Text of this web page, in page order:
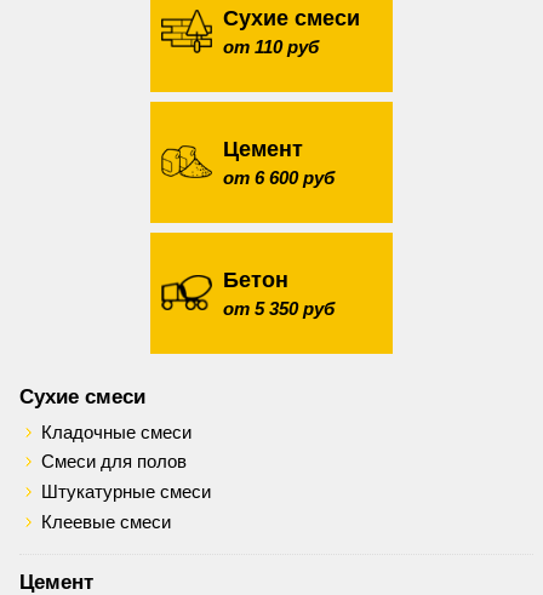
Сухие смеси
от 110 руб
Цемент
от 6 600 руб
Бетон
от 5 350 руб
Сухие смеси
Кладочные смеси
Смеси для полов
Штукатурные смеси
Клеевые смеси
Цемент